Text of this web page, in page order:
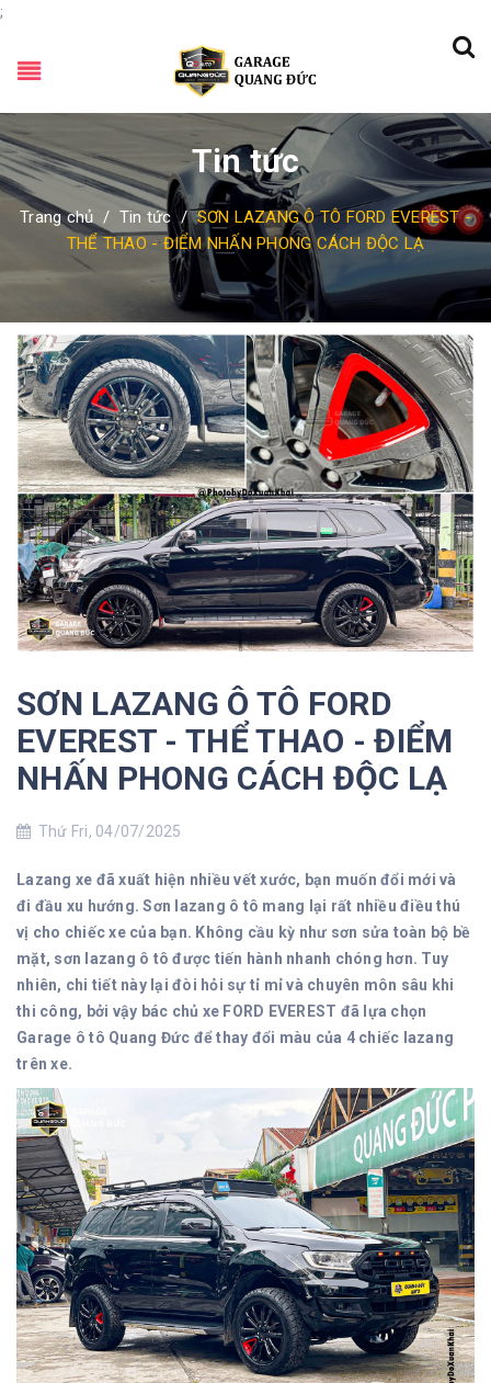
;
Tin tức
Trang chủ / Tin tức / SƠN LAZANG Ô TÔ FORD EVEREST -
THỂ THAO - ĐIỂM NHẤN PHONG CÁCH ĐỘC LẠ
SƠN LAZANG Ô TÔ FORD
EVEREST - THỂ THAO - ĐIỂM
NHẤN PHONG CÁCH ĐỘC LẠ
Thứ Fri, 04/07/2025
Lazang xe đã xuất hiện nhiều vết xước, bạn muốn đổi mới và
đi đầu xu hướng. Sơn lazang ô tô mang lại rất nhiều điều thú
vị cho chiếc xe của bạn. Không cầu kỳ như sơn sửa toàn bộ bề
mặt, sơn lazang ô tô được tiến hành nhanh chóng hơn. Tuy
nhiên, chi tiết này lại đòi hỏi sự tỉ mỉ và chuyên môn sâu khi
thi công, bởi vậy bác chủ xe FORD EVEREST đã lựa chọn
Garage ô tô Quang Đức để thay đổi màu của 4 chiếc lazang
trên xe.